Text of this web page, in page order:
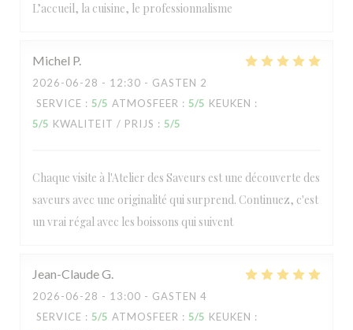
L’accueil, la cuisine, le professionnalisme
Michel P
2026-06-28 - 12:30 - GASTEN 2
SERVICE : 5/5 ATMOSFEER : 5/5 KEUKEN :
5/5 KWALITEIT / PRIJS : 5/5
Chaque visite à l'Atelier des Saveurs est une découverte des
saveurs avec une originalité qui surprend. Continuez, c'est
un vrai régal avec les boissons qui suivent
Jean-ClaudeG
2026-06-28 - 13:00 - GASTEN 4
SERVICE : 5/5 ATMOSFEER : 5/5 KEUKEN :